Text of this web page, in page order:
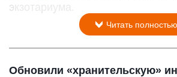
экзотариума.
Читать полностью
Обновили «хранительскую»